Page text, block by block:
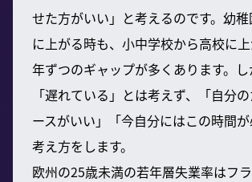
せた方がいい」と考えるのです。幼
に上がる時も、小中学校から高校に
年ずつのギャップが多くあります。
「遅れている」とは考えず、「自分
ースがいい」「今自分にはこの時間
考え方をします。
欧州の25歳未満の若年層失業率はフ